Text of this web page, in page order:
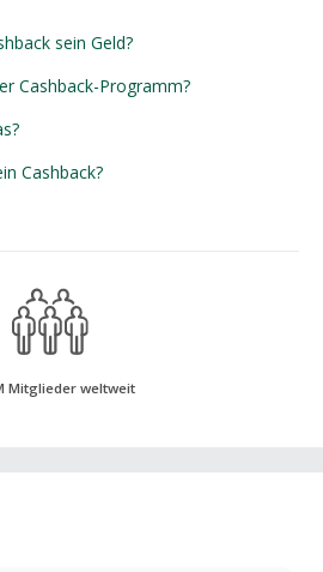
sein Geld?
Cashback-Programm?
Cashback?
Mitglieder weltweit